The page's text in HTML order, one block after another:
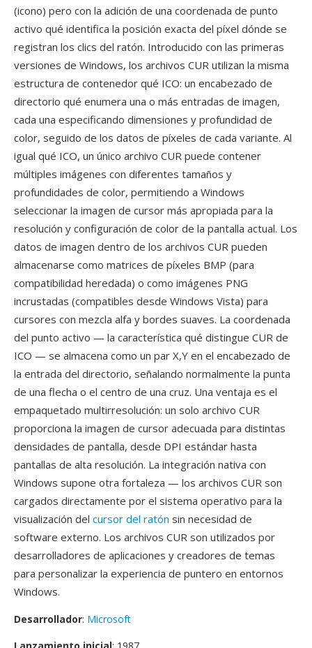
(icono) pero con la adición de una coordenada de punto
activo qué identifica la posición exacta del píxel dónde se
registran los clics del ratón. Introducido con las primeras
versiones de Windows, los archivos CUR utilizan la misma
estructura de contenedor qué ICO: un encabezado de
directorio qué enumera una o más entradas de imagen,
cada una especificando dimensiones y profundidad de
color, seguido de los datos de píxeles de cada variante. Al
igual qué ICO, un único archivo CUR puede contener
múltiples imágenes con diferentes tamaños y
profundidades de color, permitiendo a Windows
seleccionar la imagen de cursor más apropiada para la
resolución y configuración de color de la pantalla actual. Los
datos de imagen dentro de los archivos CUR pueden
almacenarse como matrices de píxeles BMP (para
compatibilidad heredada) o como imágenes PNG
incrustadas (compatibles desde Windows Vista) para
cursores con mezcla alfa y bordes suaves. La coordenada
del punto activo — la característica qué distingue CUR de
ICO — se almacena como un par X,Y en el encabezado de
la entrada del directorio, señalando normalmente la punta
de una flecha o el centro de una cruz. Una ventaja es el
empaquetado multirresolución: un solo archivo CUR
proporciona la imagen de cursor adecuada para distintas
densidades de pantalla, desde DPI estándar hasta
pantallas de alta resolución. La integración nativa con
Windows supone otra fortaleza — los archivos CUR son
cargados directamente por el sistema operativo para la
visualización del cursor del ratón sin necesidad de
software externo. Los archivos CUR son utilizados por
desarrolladores de aplicaciones y creadores de temas
para personalizar la experiencia de puntero en entornos
Windows.
Desarrollador: Microsoft